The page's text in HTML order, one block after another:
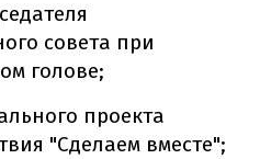
совета при
голове;
проекта
"Сделаем вместе";